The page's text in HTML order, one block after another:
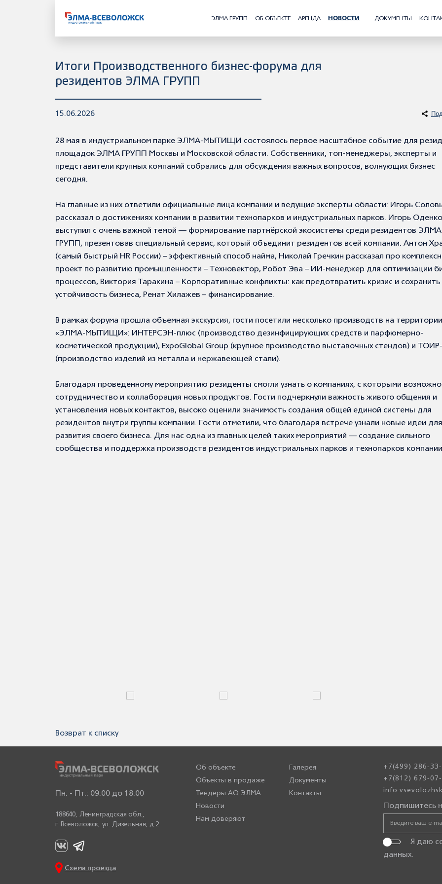
ЭЛМА ГРУПП ОБ ОБЪЕКТЕ АРЕНДА НОВОСТИ ДОКУМЕНТЫ
Итоги Производственного бизнес-форума для
резидентов ЭЛМА ГРУПП
15.06.2026
28 мая в индустриальном парке ЭЛМА-МЫТИЩИ состоялось первое масштабное событие для
площадок ЭЛМА ГРУПП Москвы и Московской области. Собственники, топ-менеджеры, эксперты и
представители крупных компаний собрались для обсуждения важных вопросов, волнующих бизнес
сегодня.
На главные из них ответили официальные лица компании и ведущие эксперты области: Игорь
рассказал о достижениях компании в развитии технопарков и индустриальных парков. Игорь Оденко
выступил с очень важной темой — формирование партнёрской экосистемы среди резидентов ЭЛМА
ГРУПП, презентовав специальный сервис, который объединит резидентов всей компании. Антон
(самый быстрый HR России) – эффективный способ найма, Николай Гречкин рассказал про
проект по развитию промышленности – Техновектор, Робот Эва – ИИ-менеджер для оптимизации
процессов, Виктория Таракина – Корпоративные конфликты: как предотвратить кризис и сохранить
устойчивость бизнеса, Ренат Хилажев – финансирование.
В рамках форума прошла объемная экскурсия, гости посетили несколько производств на территории
«ЭЛМА-МЫТИЩИ»: ИНТЕРСЭН-плюс (производство дезинфицирующих средств и парфюмерно-
косметической продукции), ExpoGlobal Group (крупное производство выставочных стендов) и
(производство изделий из металла и нержавеющей стали).
Благодаря проведенному мероприятию резиденты смогли узнать о компаниях, с которыми возможно
сотрудничество и коллаборация новых продуктов. Гости подчеркнули важность живого общения и
установления новых контактов, высоко оценили значимость создания общей единой системы для
резидентов внутри группы компании. Гости отметили, что благодаря встрече узнали новые идеи для
развития своего бизнеса. Для нас одна из главных целей таких мероприятий — создание сильного
сообщества и поддержка производств резидентов индустриальных парков и технопарков
Возврат к списку
Пн. - Пт.: 09:00 до 18:00
188640, Ленинградская обл.,
г. Всеволожск, ул. Дизельная, д.2
Схема проезда
Об объекте
Объекты в продаже
Тендеры АО ЭЛМА
Новости
Нам доверяют
Галерея
Документы
Контакты
+7(499) 286-
+7(812) 679-
Подпишитесь
Я даю
данных.